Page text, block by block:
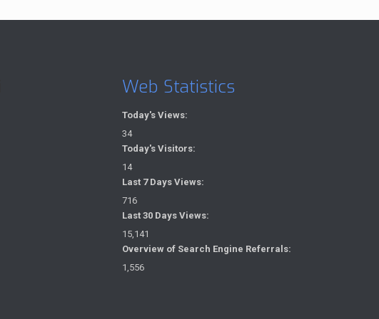
Web Statistics
Today's Views:
34
Today's Visitors:
14
Last 7 Days Views:
716
Last 30 Days Views:
15,141
Overview of Search Engine Referrals:
1,556